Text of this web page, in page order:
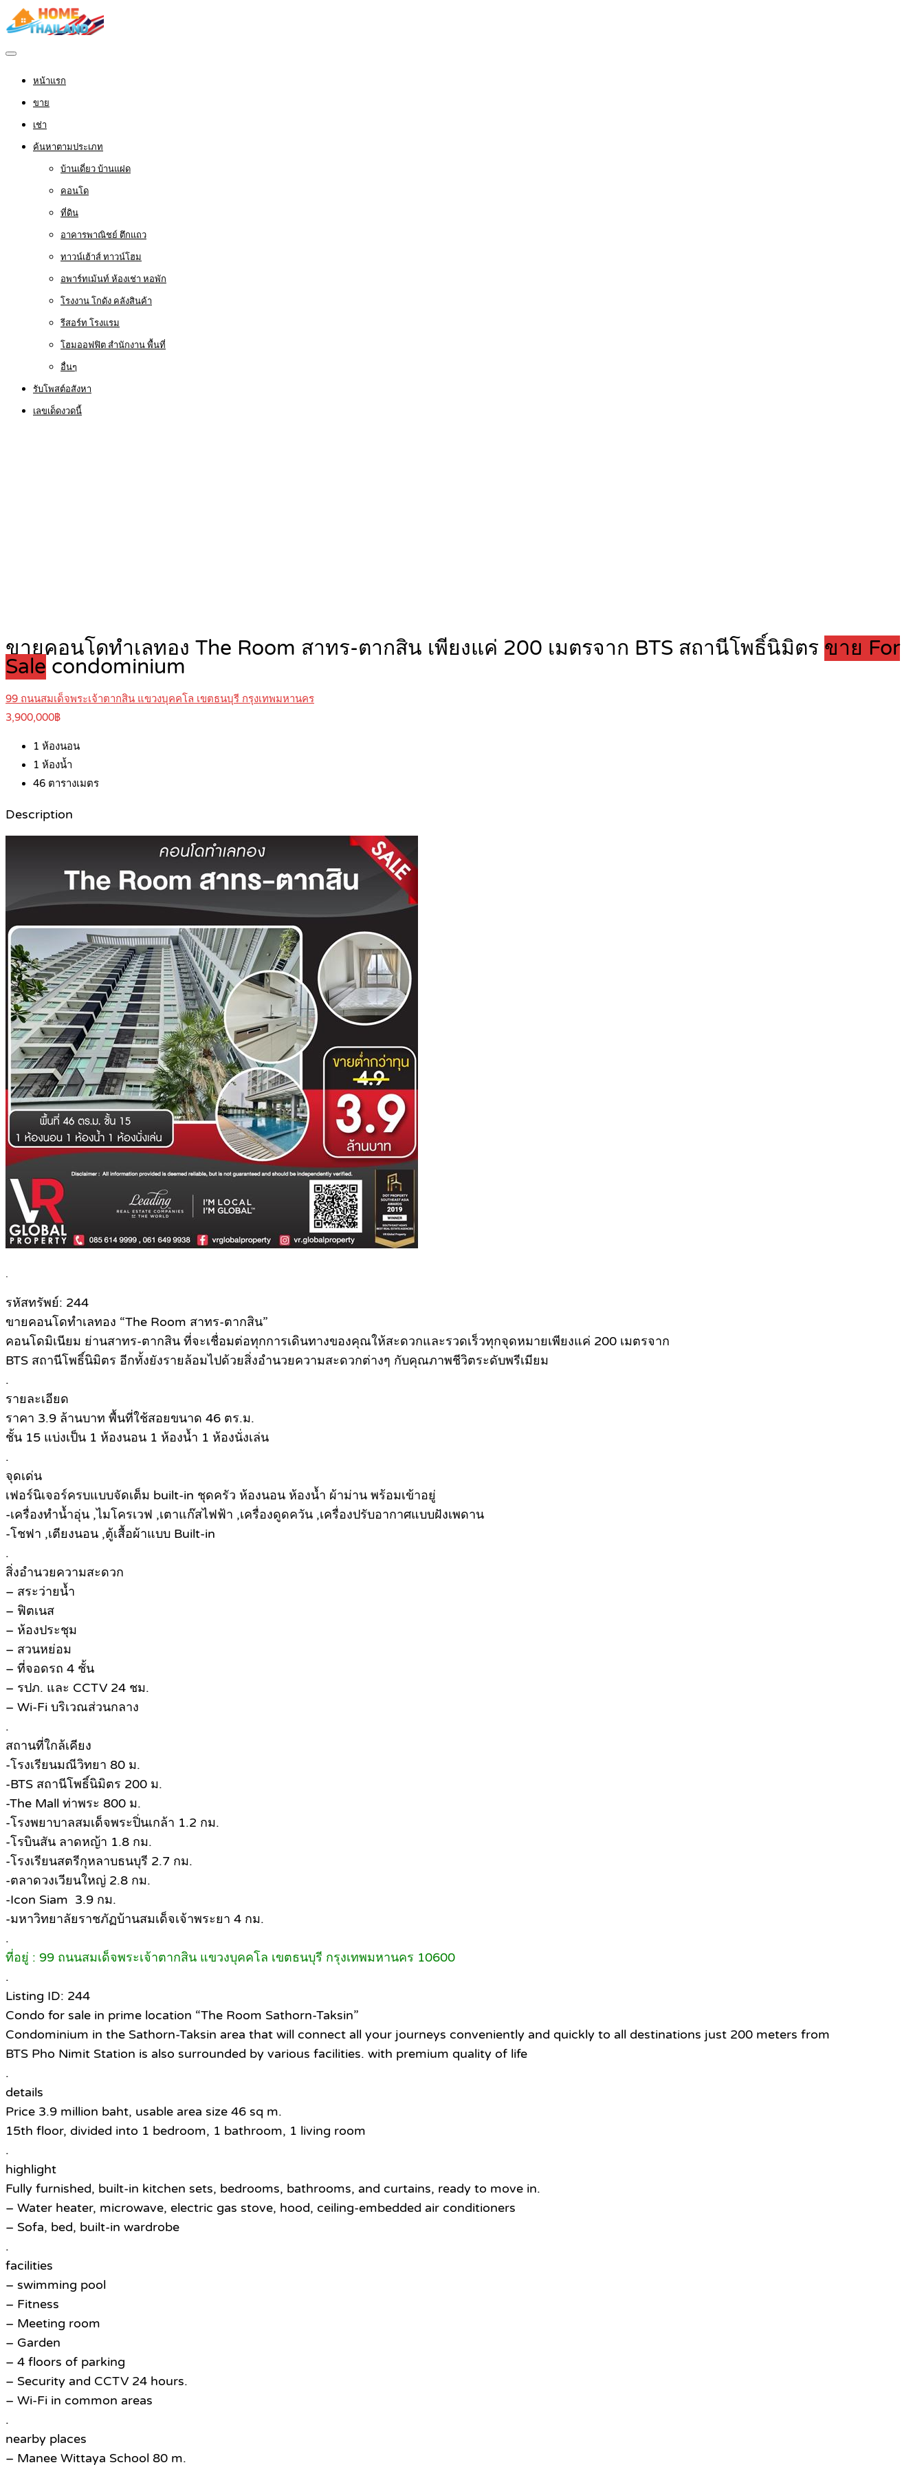
หน้าแรก
ขาย
เช่า
ค้นหาตามประเภท
บ้านเดี่ยว บ้านแฝด
คอนโด
ที่ดิน
อาคารพาณิชย์ ตึกแถว
ทาวน์เฮ้าส์ ทาวน์โฮม
อพาร์ทเม้นท์ ห้องเช่า หอพัก
โรงงาน โกดัง คลังสินค้า
รีสอร์ท โรงแรม
โฮมออฟฟิต สำนักงาน พื้นที่
อื่นๆ
รับโพสต์อสังหา
เลขเด็ดงวดนี้
ขายคอนโดทำเลทอง The Room สาทร-ตากสิน เพียงแค่ 200 เมตรจาก BTS สถานีโพธิ์นิมิตร ขาย For
Sale condominium
99 ถนนสมเด็จพระเจ้าตากสิน แขวงบุคคโล เขตธนบุรี กรุงเทพมหานคร
3,900,000฿
1 ห้องนอน
1 ห้องน้ำ
46 ตารางเมตร
Description
.
รหัสทรัพย์: 244
ขายคอนโดทำเลทอง “The Room สาทร-ตากสิน”
คอนโดมิเนียม ย่านสาทร-ตากสิน ที่จะเชื่อมต่อทุกการเดินทางของคุณให้สะดวกและรวดเร็วทุกจุดหมายเพียงแค่ 200 เมตรจาก
BTS สถานีโพธิ์นิมิตร อีกทั้งยังรายล้อมไปด้วยสิ่งอำนวยความสะดวกต่างๆ กับคุณภาพชีวิตระดับพรีเมียม
.
รายละเอียด
ราคา 3.9 ล้านบาท พื้นที่ใช้สอยขนาด 46 ตร.ม.
ชั้น 15 แบ่งเป็น 1 ห้องนอน 1 ห้องน้ำ 1 ห้องนั่งเล่น
.
จุดเด่น
เฟอร์นิเจอร์ครบแบบจัดเต็ม built-in ชุดครัว ห้องนอน ห้องน้ำ ผ้าม่าน พร้อมเข้าอยู่
-เครื่องทำน้ำอุ่น ,ไมโครเวฟ ,เตาแก๊สไฟฟ้า ,เครื่องดูดควัน ,เครื่องปรับอากาศแบบฝังเพดาน
-โชฟา ,เตียงนอน ,ตู้เสื้อผ้าแบบ Built-in
.
สิ่งอำนวยความสะดวก
– สระว่ายน้ำ
– ฟิตเนส
– ห้องประชุม
– สวนหย่อม
– ที่จอดรถ 4 ชั้น
– รปภ. และ CCTV 24 ชม.
– Wi-Fi บริเวณส่วนกลาง
.
สถานที่ใกล้เคียง
-โรงเรียนมณีวิทยา 80 ม.
-BTS สถานีโพธิ์นิมิตร 200 ม.
-The Mall ท่าพระ 800 ม.
-โรงพยาบาลสมเด็จพระปิ่นเกล้า 1.2 กม.
-โรบินสัน ลาดหญ้า 1.8 กม.
-โรงเรียนสตรีกุหลาบธนบุรี 2.7 กม.
-ตลาดวงเวียนใหญ่ 2.8 กม.
-Icon Siam 3.9 กม.
-มหาวิทยาลัยราชภัฏบ้านสมเด็จเจ้าพระยา 4 กม.
.
ที่อยู่ : 99 ถนนสมเด็จพระเจ้าตากสิน แขวงบุคคโล เขตธนบุรี กรุงเทพมหานคร 10600
.
Listing ID: 244
Condo for sale in prime location “The Room Sathorn-Taksin”
Condominium in the Sathorn-Taksin area that will connect all your journeys conveniently and quickly to all destinations just 200 meters from
BTS Pho Nimit Station is also surrounded by various facilities. with premium quality of life
.
details
Price 3.9 million baht, usable area size 46 sq m.
15th floor, divided into 1 bedroom, 1 bathroom, 1 living room
.
highlight
Fully furnished, built-in kitchen sets, bedrooms, bathrooms, and curtains, ready to move in.
– Water heater, microwave, electric gas stove, hood, ceiling-embedded air conditioners
– Sofa, bed, built-in wardrobe
.
facilities
– swimming pool
– Fitness
– Meeting room
– Garden
– 4 floors of parking
– Security and CCTV 24 hours.
– Wi-Fi in common areas
.
nearby places
– Manee Wittaya School 80 m.